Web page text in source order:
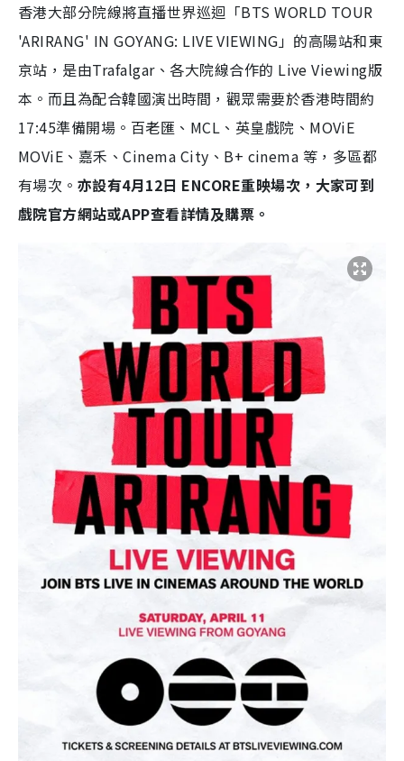
香港大部分院線將直播世界巡迴「BTS WORLD TOUR
'ARIRANG' IN GOYANG: LIVE VIEWING」的高陽站和東
京站，是由Trafalgar、各大院線合作的 Live Viewing版
本。而且為配合韓國演出時間，觀眾需要於香港時間約
17:45準備開場。百老匯、MCL、英皇戲院、MOViE
MOViE、嘉禾、Cinema City、B+ cinema 等，多區都
有場次。 亦設有4月12日 ENCORE重映場次，大家可到
戲院官方網站或APP查看詳情及購票。